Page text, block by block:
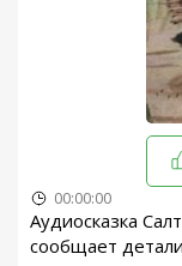
00:00:00
Аудиосказка
сообщает